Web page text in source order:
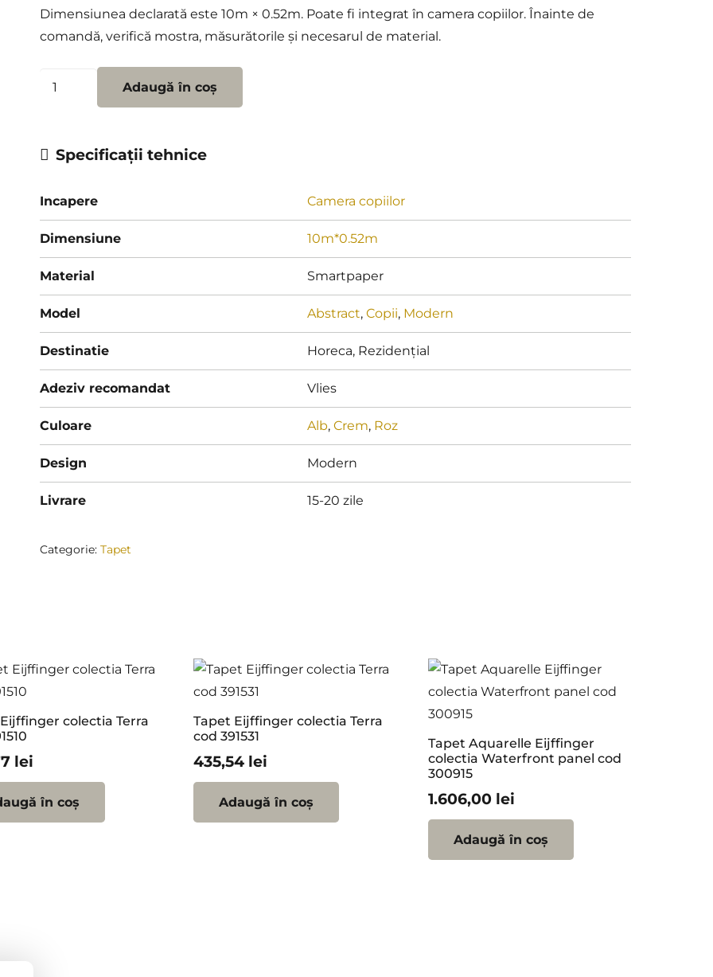
Dimensiunea declarată este 10m × 0.52m. Poate fi integrat în camera copiilor. Înainte de
comandă, verifică mostra, măsurătorile și necesarul de material.
Wallpower
364012
Adaugă în coș
Specificații tehnice
Incapere Camera copiilor
Dimensiune 10m*0.52m
Material Smartpaper
Model Abstract, Copii, Modern
Destinatie Horeca, Rezidențial
Adeziv recomandat Vlies
Culoare Alb, Crem, Roz
Design Modern
Livrare 15-20 zile
Categorie: Tapet
colectia Terra
lei
în coș
Tapet Eijffinger colectia Terra
cod 391531
435,54 lei
Adaugă în coș
Tapet Aquarelle Eijffinger
colectia Waterfront panel cod
300915
1.606,00 lei
Adaugă în coș